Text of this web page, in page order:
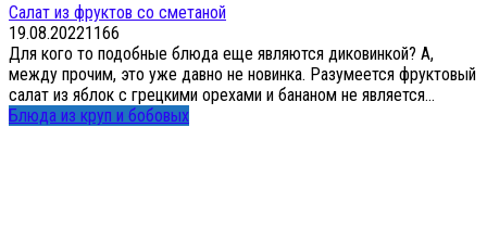
Салат из фруктов со сметаной
19.08.20221166
Для кого то подобные блюда еще являются диковинкой? А,
между прочим, это уже давно не новинка. Разумеется фруктовый
салат из яблок с грецкими орехами и бананом не является...
Блюда из круп и бобовых